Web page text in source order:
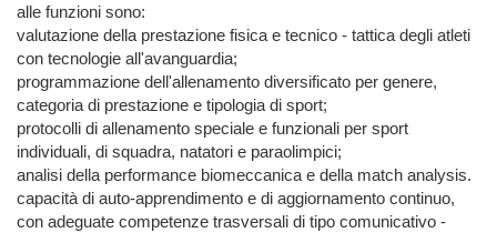
alle funzioni sono:
valutazione della prestazione fisica e tecnico - tattica degli atleti
con tecnologie all'avanguardia;
programmazione dell'allenamento diversificato per genere,
categoria di prestazione e tipologia di sport;
protocolli di allenamento speciale e funzionali per sport
individuali, di squadra, natatori e paraolimpici;
analisi della performance biomeccanica e della match analysis.
capacità di auto-apprendimento e di aggiornamento continuo,
con adeguate competenze trasversali di tipo comunicativo -